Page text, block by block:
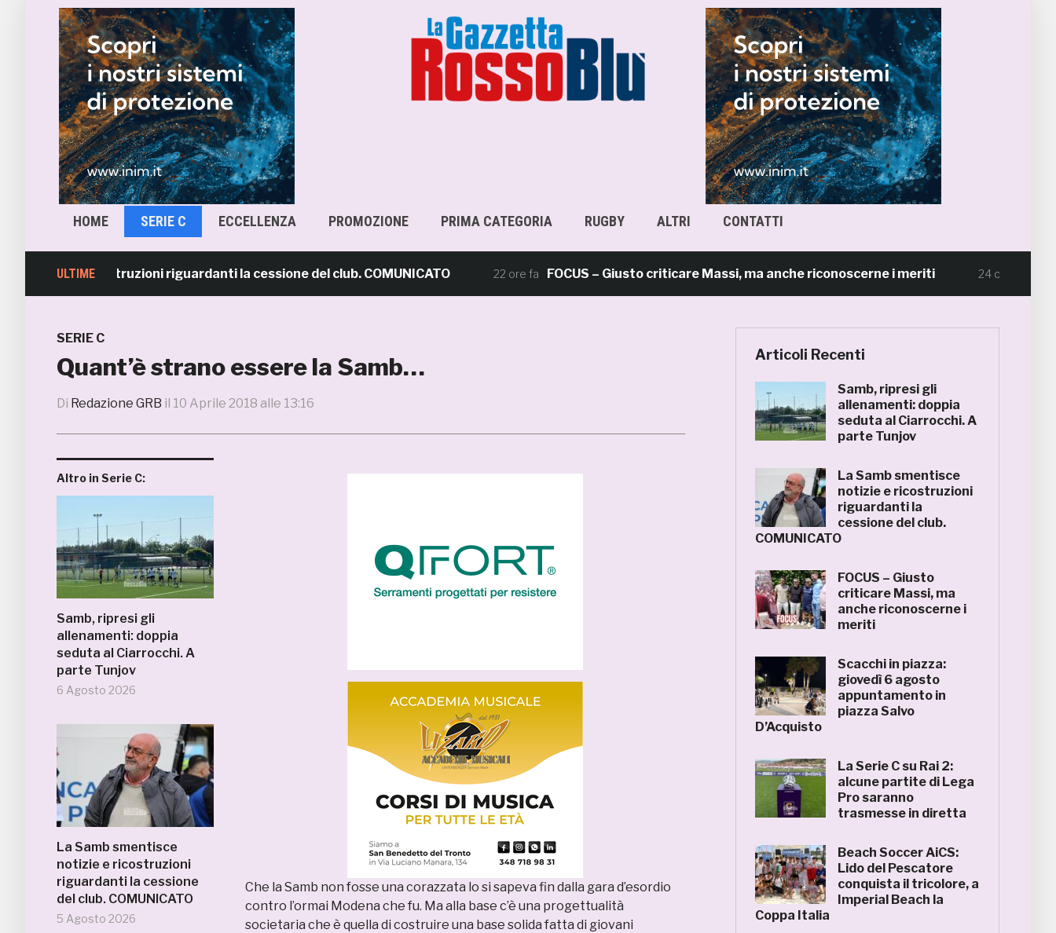
HOME SERIE C ECCELLENZA PROMOZIONE PRIMA CATEGORIA RUGBY ALTRI CONTATTI
ULTIME
e ricostruzioni riguardanti la cessione del club. COMUNICATO 22 ore fa FOCUS – Giusto criticare Massi, ma anche riconoscerne i meriti 24 ore fa Scacchi in
SERIE C
Quant’è strano essere la Samb…
Di Redazione GRB il 10 Aprile 2018 alle 13:16
Altro in Serie C:
Samb, ripresi gli
allenamenti: doppia
seduta al Ciarrocchi. A
parte Tunjov
6 Agosto 2026
La Samb smentisce
notizie e ricostruzioni
riguardanti la cessione
del club. COMUNICATO
5 Agosto 2026
Che la Samb non fosse una corazzata lo si sapeva fin dalla gara d’esordio
contro l’ormai Modena che fu. Ma alla base c’è una progettualità
societaria che è quella di costruire una base solida fatta di giovani
Articoli Recenti
Samb, ripresi gli
allenamenti: doppia
seduta al Ciarrocchi. A
parte Tunjov
La Samb smentisce
notizie e ricostruzioni
riguardanti la
cessione del club.
COMUNICATO
FOCUS – Giusto
criticare Massi, ma
anche riconoscerne i
meriti
Scacchi in piazza:
giovedì 6 agosto
appuntamento in
piazza Salvo
D’Acquisto
La Serie C su Rai 2:
alcune partite di Lega
Pro saranno
trasmesse in diretta
Beach Soccer AiCS:
Lido del Pescatore
conquista il tricolore, a
Imperial Beach la
Coppa Italia